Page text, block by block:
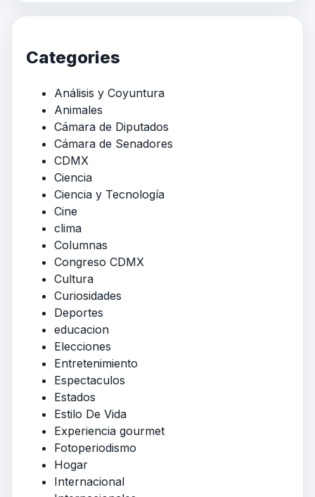
Categories
Análisis y Coyuntura
Animales
Cámara de Diputados
Cámara de Senadores
CDMX
Ciencia
Ciencia y Tecnología
Cine
clima
Columnas
Congreso CDMX
Cultura
Curiosidades
Deportes
educacion
Elecciones
Entretenimiento
Espectaculos
Estados
Estilo De Vida
Experiencia gourmet
Fotoperiodismo
Hogar
Internacional